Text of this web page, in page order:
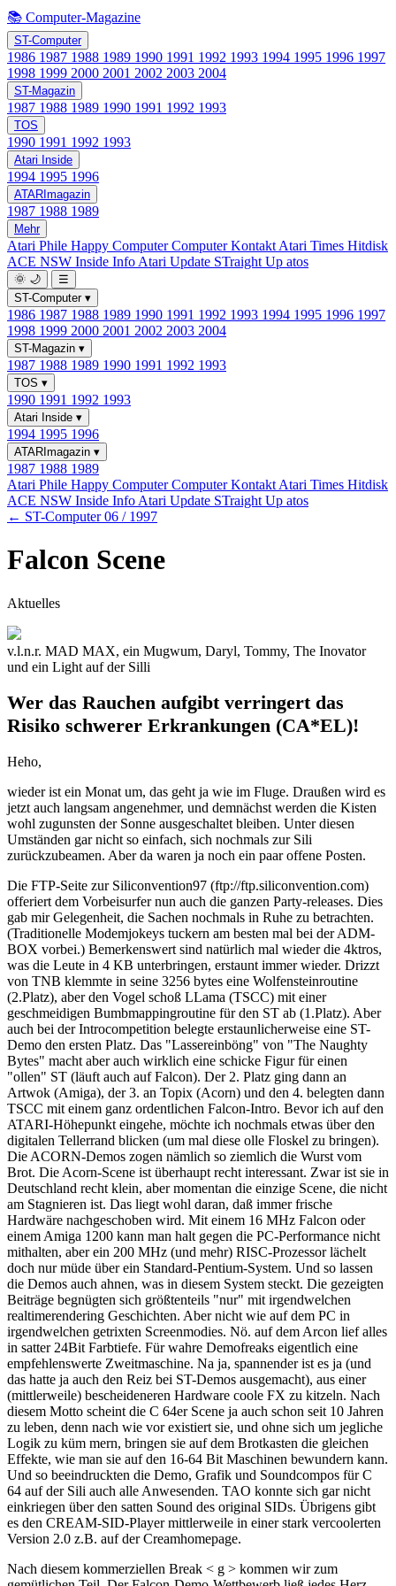
📚 Computer-Magazine
ST-Computer
1986 1987 1988 1989 1990 1991 1992 1993 1994 1995 1996 1997
1998 1999 2000 2001 2002 2003 2004
ST-Magazin
1987 1988 1989 1990 1991 1992 1993
TOS
1990 1991 1992 1993
Atari Inside
1994 1995 1996
ATARImagazin
1987 1988 1989
Mehr
Atari Phile Happy ComputerComputer Kontakt Atari Times Hitdisk
ACE NSW Inside Info Atari Update STraight Up atos
🌞 🌙
☰
ST-Computer ▾
1986 1987 1988 1989 1990 1991 1992 1993 1994 1995 1996 1997
1998 1999 2000 2001 2002 2003 2004
ST-Magazin ▾
1987 1988 1989 1990 1991 1992 1993
TOS ▾
1990 1991 1992 1993
Atari Inside ▾
1994 1995 1996
ATARImagazin ▾
1987 1988 1989
Atari Phile Happy ComputerComputer Kontakt Atari Times Hitdisk
ACE NSW Inside Info Atari Update STraight Up atos
← ST-Computer 06 / 1997
Falcon Scene
Aktuelles
v.l.n.r. MAD MAX, ein Mugwum, Daryl, Tommy, The Inovator
und ein Light auf der Silli
Wer das Rauchen aufgibt verringert das
Risiko schwerer Erkrankungen (CA*EL)!
Heho,
wieder ist ein Monat um, das geht ja wie im Fluge. Draußen wird es
jetzt auch langsam angenehmer, und demnächst werden die Kisten
wohl zugunsten der Sonne ausgeschaltet bleiben. Unter diesen
Umständen gar nicht so einfach, sich nochmals zur Sili
zurückzubeamen. Aber da waren ja noch ein paar offene Posten.
Die FTP-Seite zur Siliconvention97 (ftp://ftp.siliconvention.com)
offeriert dem Vorbeisurfer nun auch die ganzen Party-releases. Dies
gab mir Gelegenheit, die Sachen nochmals in Ruhe zu betrachten.
(Traditionelle Modemjokeys tuckern am besten mal bei der ADM-
BOX vorbei.) Bemerkenswert sind natürlich mal wieder die 4ktros,
was die Leute in 4 KB unterbringen, erstaunt immer wieder. Drizzt
von TNB klemmte in seine 3256 bytes eine Wolfensteinroutine
(2.Platz), aber den Vogel schoß LLama (TSCC) mit einer
geschmeidigen Bumbmappingroutine für den ST ab (1.Platz). Aber
auch bei der Introcompetition belegte erstaunlicherweise eine ST-
Demo den ersten Platz. Das "Lassereinböng" von "The Naughty
Bytes" macht aber auch wirklich eine schicke Figur für einen
"ollen" ST (läuft auch auf Falcon). Der 2. Platz ging dann an
Artwok (Amiga), der 3. an Topix (Acorn) und den 4. belegten dann
TSCC mit einem ganz ordentlichen Falcon-Intro. Bevor ich auf den
ATARI-Höhepunkt eingehe, möchte ich nochmals etwas über den
digitalen Tellerrand blicken (um mal diese olle Floskel zu bringen).
Die ACORN-Demos zogen nämlich so ziemlich die Wurst vom
Brot. Die Acorn-Scene ist überhaupt recht interessant. Zwar ist sie in
Deutschland recht klein, aber momentan die einzige Scene, die nicht
am Stagnieren ist. Das liegt wohl daran, daß immer frische
Hardwäre nachgeschoben wird. Mit einem 16 MHz Falcon oder
einem Amiga 1200 kann man halt gegen die PC-Performance nicht
mithalten, aber ein 200 MHz (und mehr) RISC-Prozessor lächelt
doch nur müde über ein Standard-Pentium-System. Und so lassen
die Demos auch ahnen, was in diesem System steckt. Die gezeigten
Beiträge begnügten sich größtenteils "nur" mit irgendwelchen
realtimerendering Geschichten. Aber nicht wie auf dem PC in
irgendwelchen getrixten Screenmodies. Nö. auf dem Arcon lief alles
in satter 24Bit Farbtiefe. Für wahre Demofreaks eigentlich eine
empfehlenswerte Zweitmaschine. Na ja, spannender ist es ja (und
das hatte ja auch den Reiz bei ST-Demos ausgemacht), aus einer
(mittlerweile) bescheideneren Hardware coole FX zu kitzeln. Nach
diesem Motto scheint die C 64er Scene ja auch schon seit 10 Jahren
zu leben, denn nach wie vor existiert sie, und ohne sich um jegliche
Logik zu küm mern, bringen sie auf dem Brotkasten die gleichen
Effekte, wie man sie auf den 16-64 Bit Maschinen bewundern kann.
Und so beeindruckten die Demo, Grafik und Soundcompos für C
64 auf der Sili auch alle Anwesenden. TAO konnte sich gar nicht
einkriegen über den satten Sound des original SIDs. Übrigens gibt
es den CREAM-SID-Player mittlerweile in einer stark vercoolerten
Version 2.0 z.B. auf der Creamhomepage.
Nach diesem kommerziellen Break < g > kommen wir zum